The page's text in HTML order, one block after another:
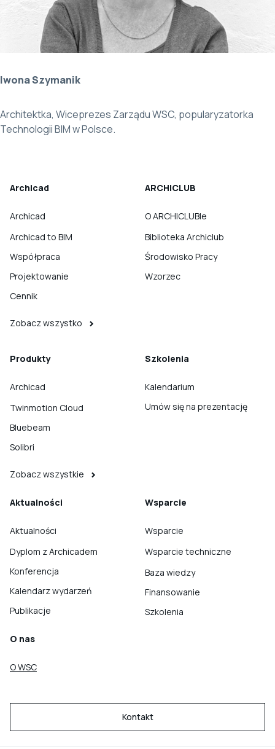
Iwona Szymanik
Architektka, Wiceprezes Zarządu WSC, popularyzatorka
Technologii BIM w Polsce.
Archicad
Archicad
Archicad to BIM
Współpraca
Projektowanie
Cennik
Zobacz wszystko
ARCHICLUB
O ARCHICLUBIe
Biblioteka Archiclub
Środowisko Pracy
Wzorzec
Produkty
Archicad
Twinmotion Cloud
Bluebeam
Solibri
Zobacz wszystkie
Szkolenia
Kalendarium
Umów się na prezentację
Aktualności
Aktualności
Dyplom z Archicadem
Konferencja
Kalendarz wydarzeń
Publikacje
O nas
O WSC
Wsparcie
Wsparcie
Wsparcie techniczne
Baza wiedzy
Finansowanie
Szkolenia
Kontakt